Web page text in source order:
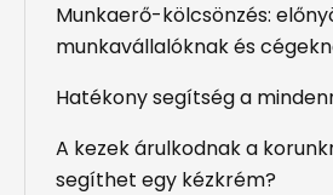
Munkaerő-kölcsönzés:
munkavállalóknak és
Hatékony segítség a
A kezek árulkodnak a
segíthet egy kézkrém?